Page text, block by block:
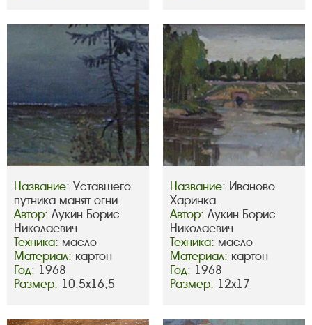
Название: Уставшего
путника манят огни.
Автор: Лукин Борис
Николаевич
Техника: масло
Материал: картон
Год: 1968
Размер: 10,5х16,5
Название: Иваново.
Харинка.
Автор: Лукин Борис
Николаевич
Техника: масло
Материал: картон
Год: 1968
Размер: 12х17